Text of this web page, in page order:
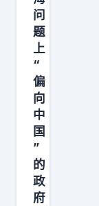
机
、
轰
炸
机
、
反
潜
力
量
协
问
题
上
“
偏
向
中
国
”
的
政
府